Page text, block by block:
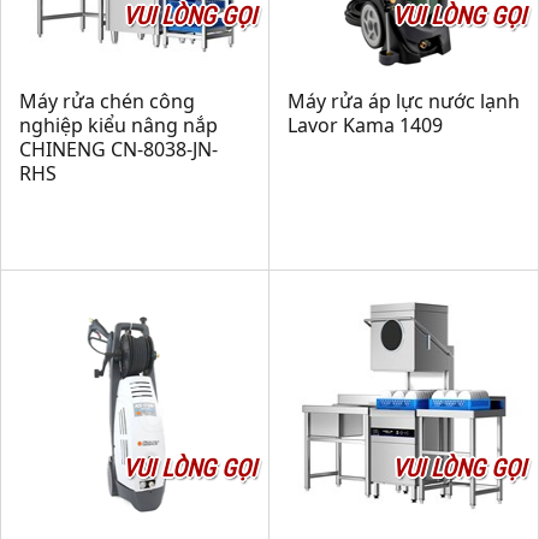
VUI LÒNG GỌI
Máy rửa chén công
nghiệp kiểu nâng nắp
CHINENG CN-8038-JN-
RHS
VUI LÒNG GỌI
Máy rửa áp lực nước lạnh
Lavor Kama 1409
VUI LÒNG GỌI VUI LÒNG GỌI